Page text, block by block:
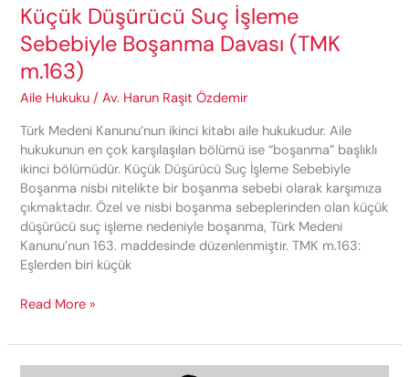
Küçük Düşürücü Suç İşleme
Sebebiyle Boşanma Davası (TMK
m.163)
Aile Hukuku /Av. Harun Raşit Özdemir
Türk Medeni Kanunu’nun ikinci kitabı aile hukukudur. Aile
hukukunun en çok karşılaşılan bölümü ise “boşanma” başlıklı
ikinci bölümüdür. Küçük Düşürücü Suç İşleme Sebebiyle
Boşanma nisbi nitelikte bir boşanma sebebi olarak karşımıza
çıkmaktadır. Özel ve nisbi boşanma sebeplerinden olan küçük
düşürücü suç işleme nedeniyle boşanma, Türk Medeni
Kanunu’nun 163. maddesinde düzenlenmiştir. TMK m.163:
Eşlerden biri küçük
Küçük
Suç
Read More »